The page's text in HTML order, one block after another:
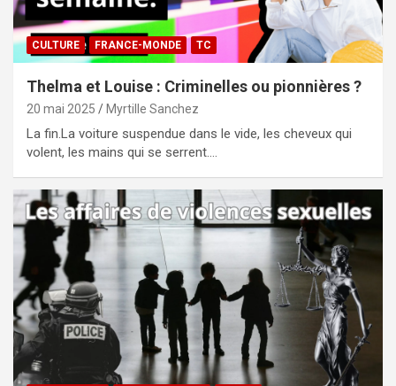
CULTURE FRANCE-MONDE TC
Thelma et Louise : Criminelles ou pionnières ?
20 mai 2025 Myrtille Sanchez
La fin.La voiture suspendue dans le vide, les cheveux qui
volent, les mains qui se serrent.…